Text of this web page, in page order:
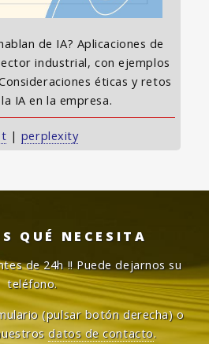
de IA? Aplicaciones de
industrial, con ejemplos
éticas y retos
IA en la empresa.
| perplexity
QUÉ NECESITA
de 24h !!Puede dejarnos su
teléfono.
(pulsar botón derecha) o
datos de contacto.